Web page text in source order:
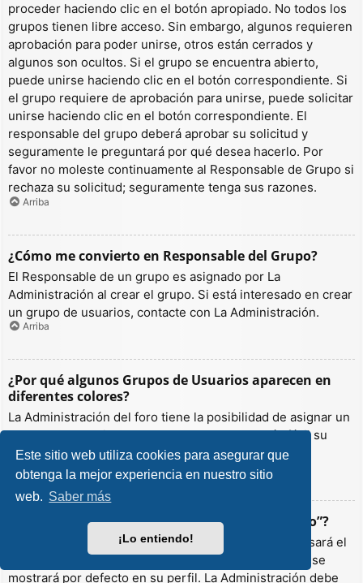
Este sitio web utiliza cookies para asegurar que
obtenga la mejor experiencia en nuestro sitio
web. Saber más
¡Lo entiendo!
proceder haciendo clic en el botón apropiado. No todos los
grupos tienen libre acceso. Sin embargo, algunos requieren
aprobación para poder unirse, otros están cerrados y
algunos son ocultos. Si el grupo se encuentra abierto,
puede unirse haciendo clic en el botón correspondiente. Si
el grupo requiere de aprobación para unirse, puede solicitar
unirse haciendo clic en el botón correspondiente. El
responsable del grupo deberá aprobar su solicitud y
seguramente le preguntará por qué desea hacerlo. Por
favor no moleste continuamente al Responsable de Grupo si
rechaza su solicitud; seguramente tenga sus razones.
Arriba
¿Cómo me convierto en Responsable del Grupo?
El Responsable de un grupo es asignado por La
Administración al crear el grupo. Si está interesado en crear
un grupo de usuarios, contacte con La Administración.
Arriba
¿Por qué algunos Grupos de Usuarios aparecen en
diferentes colores?
La Administración del foro tiene la posibilidad de asignar un
color a los usuarios de un grupo para hacer más fácil su
identificación.
Arriba
¿Qué es un “Grupo de Usuarios predeterminado”?
Si es miembro de más de un grupo por defecto, se usará el
“predeterminado” para determinar qué color y rango se
mostrará por defecto en su perfil. La Administración debe